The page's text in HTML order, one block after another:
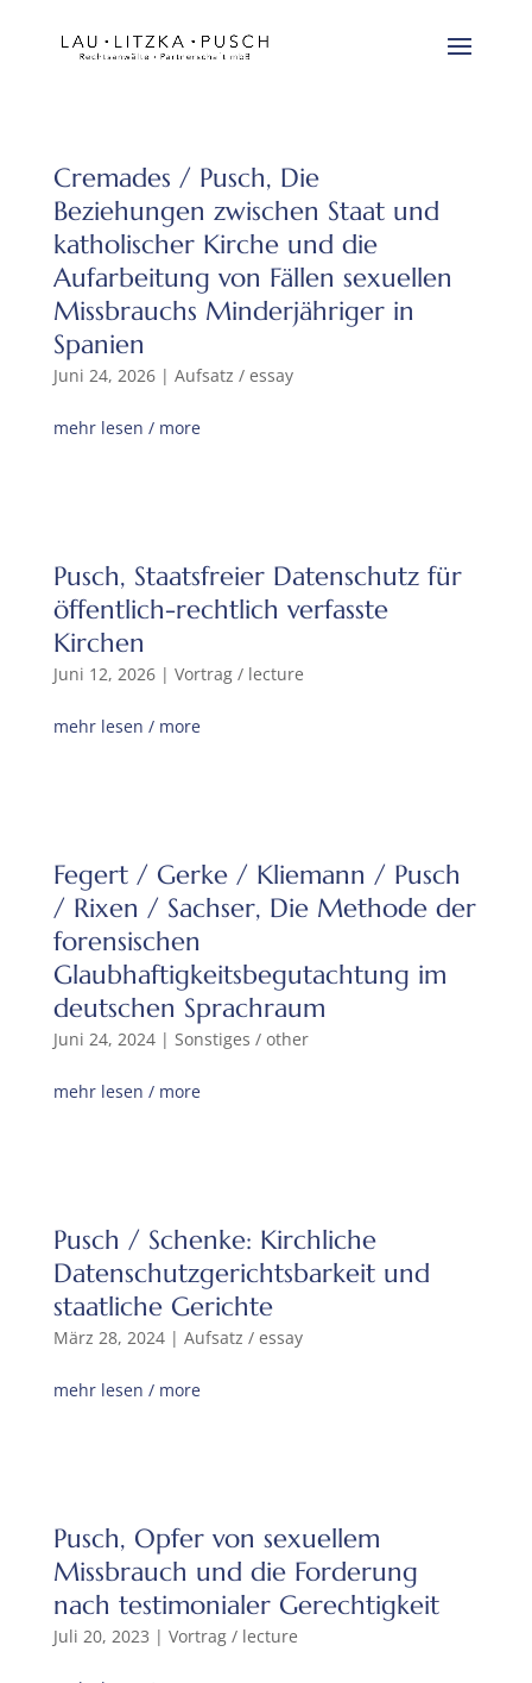
Cremades / Pusch, Die
Beziehungen zwischen Staat und
katholischer Kirche und die
Aufarbeitung von Fällen sexuellen
Missbrauchs Minderjähriger in
Spanien
Juni 24, 2026| Aufsatz / essay
mehr lesen / more
Pusch, Staatsfreier Datenschutz für
öffentlich-rechtlich verfasste
Kirchen
Juni 12, 2026| Vortrag / lecture
mehr lesen / more
Fegert / Gerke / Kliemann / Pusch
/ Rixen / Sachser, Die Methode der
forensischen
Glaubhaftigkeitsbegutachtung im
deutschen Sprachraum
Juni 24, 2024| Sonstiges / other
mehr lesen / more
Pusch / Schenke: Kirchliche
Datenschutzgerichtsbarkeit und
staatliche Gerichte
März 28, 2024| Aufsatz / essay
mehr lesen / more
Pusch, Opfer von sexuellem
Missbrauch und die Forderung
nach testimonialer Gerechtigkeit
Juli 20, 2023 | Vortrag / lecture